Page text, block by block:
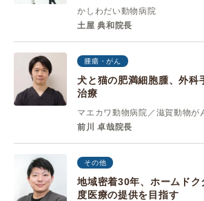
かしわだい動物病院
土屋 典和院長
腫瘍・がん
犬と猫の肥満細胞腫、外科
治療
マエカワ動物病院／滋賀動物が
前川 卓哉院長
その他
地域密着30年、ホームドク
度医療の提供を目指す